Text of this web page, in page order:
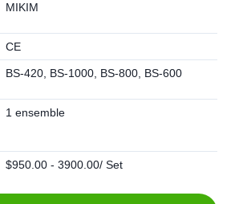
MIKIM
CE
BS-420, BS-1000, BS-800, BS-600
1 ensemble
$950.00 - 3900.00/ Set